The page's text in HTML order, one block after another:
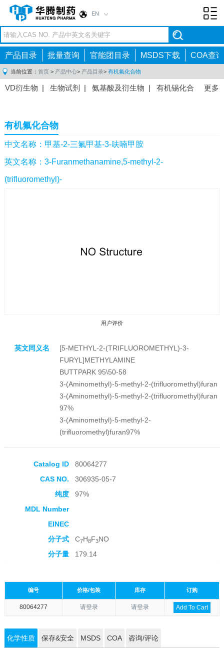
EN
产品目录 批量查询 官能团目录 MSDS下载 COA查询
当前位置： 首页 > 产品中心> 产品目录> 有机氟化合物
更多
VD衍生物 | 生物试剂 | 氨基酸及衍生物 | 有机锡化合
间体|抗高血压药物中间体
感染药物中间体|
体 |抗精神病药物中间体 | 抗炎药物中间体
药中间体|其他原料药中间体|
有机氟化合物
中文名称：甲基-2-三氟甲基-3-呋喃甲胺
英文名称：3-Furanmethanamine,5-methyl-2-
(trifluoromethyl)-
用户评价
收藏产品
英文同义名
[5-METHYL-2-(TRIFLUOROMETHYL)-3-
FURYL]METHYLAMINE
BUTTPARK 95\50-58
3-(Aminomethyl)-5-methyl-2-(trifluoromethyl)furan
3-(Aminomethyl)-5-methyl-2-(trifluoromethyl)furan
97%
3-(Aminomethyl)-5-methyl-2-
(trifluoromethyl)furan97%
Catalog ID
80064277
CAS NO.
306935-05-7
纯度
97%
MDL Number
EINEC
分子式
C7H8F3NO
分子量
179.14
编号 价格/包装 库存 订购
80064277 请登录 请登录 Add To Cart
化学性质 保存&安全 MSDS COA 咨询/评论